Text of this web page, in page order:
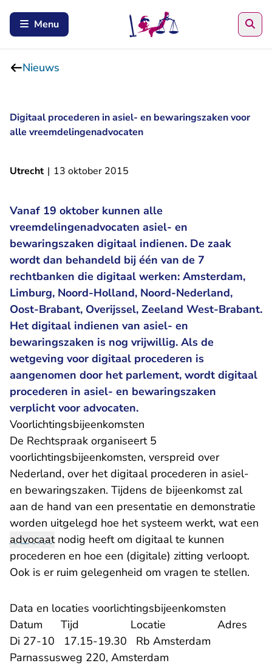
Menu
Nieuws
Digitaal procederen in asiel- en bewaringszaken voor
alle vreemdelingenadvocaten
Utrecht | 13 oktober 2015
Vanaf 19 oktober kunnen alle
vreemdelingenadvocaten asiel- en
bewaringszaken digitaal indienen. De zaak
wordt dan behandeld bij één van de 7
rechtbanken die digitaal werken: Amsterdam,
Limburg, Noord-Holland, Noord-Nederland,
Oost-Brabant, Overijssel, Zeeland West-Brabant.
Het digitaal indienen van asiel- en
bewaringszaken is nog vrijwillig. Als de
wetgeving voor digitaal procederen is
aangenomen door het parlement, wordt digitaal
procederen in asiel- en bewaringszaken
verplicht voor advocaten.
Voorlichtingsbijeenkomsten
De Rechtspraak organiseert 5
voorlichtingsbijeenkomsten, verspreid over
Nederland, over het digitaal procederen in asiel-
en bewaringszaken. Tijdens de bijeenkomst zal
aan de hand van een presentatie en demonstratie
worden uitgelegd hoe het systeem werkt, wat een
advocaatnodig heeft om digitaal te kunnen
procederen en hoe een (digitale) zitting verloopt.
Ook is er ruim gelegenheid om vragen te stellen.
Data en locaties voorlichtingsbijeenkomsten
Datum Tijd Locatie Adres
Di 27-10 17.15-19.30 Rb Amsterdam
Parnassusweg 220, Amsterdam